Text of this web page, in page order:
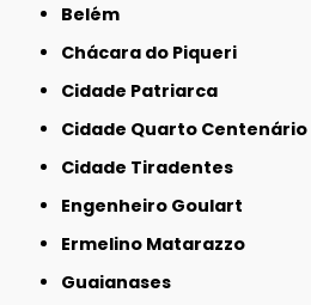
Belém
Chácara do Piqueri
Cidade Patriarca
Cidade Quarto Centenário
Cidade Tiradentes
Engenheiro Goulart
Ermelino Matarazzo
Guaianases